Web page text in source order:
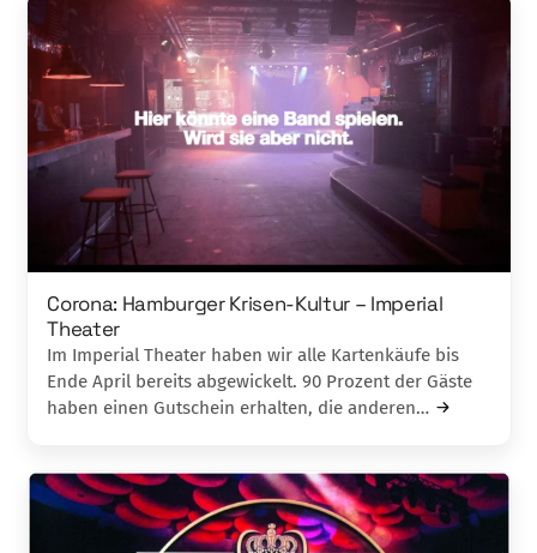
Corona: Hamburger Krisen-Kultur – Imperial
Theater
Im Imperial Theater haben wir alle Kartenkäufe bis
Ende April bereits abgewickelt. 90 Prozent der Gäste
haben einen Gutschein erhalten, die anderen…